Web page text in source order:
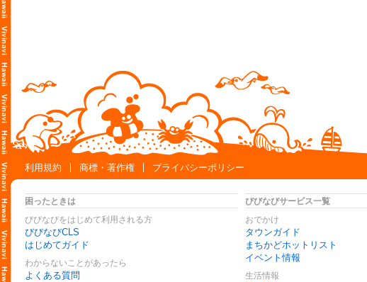
利用規約
商標・著作権 プライバシーポリシー
困ったときは
びびなびをはじめて利用される方
びびなびCLS
はじめてガイド
わからないことがあったら
よくある質問
びびなびサービス一覧
おでかけ
タウンガイド
まちかどホットリスト
イベント情報
生活情報